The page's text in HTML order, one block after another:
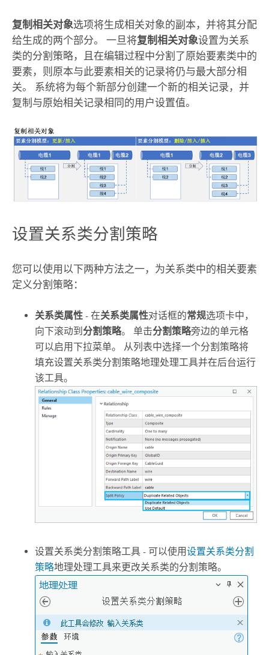
复制相关对象选项将生成相关对象的副本，并将其分配
给生成的两个部分。 一旦将复制相关对象设置为关系
类的分割策略，且在编辑过程中分割了原始要素类中的
要素，则原本与此要素相关的记录将仍与最大部分相
关。 系统将为每个新部分创建一个新的相关记录，并
复制与原始相关记录相同的用户设置值。
设置关系类分割策略
您可以使用以下两种方法之一，为关系类中的相关要素
定义分割策略：
关系类属性 - 在关系类属性对话框的常规选项卡中，
向下滚动到分割策略。 单击分割策略旁边的单元格
可以启用下拉菜单。 从列表中选择一个分割策略将
填充设置关系类分割策略地理处理工具并在后台运行
该工具。
设置关系类分割策略工具 - 可以使用设置关系类分割
策略地理处理工具来更改关系类的分割策略。